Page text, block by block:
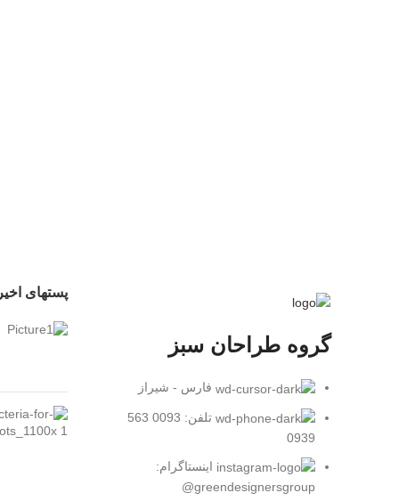
گروه طراحان سبز
فارس - شیراز
تلفن: 0093 563
0939
اینستاگرام:
greendesignersgroup@
پستهای اخیر